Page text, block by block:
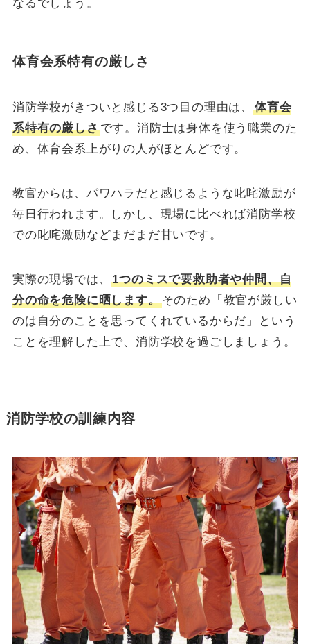
なるでしょう。
体育会系特有の厳しさ
消防学校がきついと感じる3つ目の理由は、体育会
系特有の厳しさです。消防士は身体を使う職業のた
め、体育会系上がりの人がほとんどです。
教官からは、パワハラだと感じるような叱咤激励が
毎日行われます。しかし、現場に比べれば消防学校
での叱咤激励などまだまだ甘いです。
実際の現場では、1つのミスで要救助者や仲間、自
分の命を危険に晒します。そのため「教官が厳しい
のは自分のことを思ってくれているからだ」という
ことを理解した上で、消防学校を過ごしましょう。
消防学校の訓練内容